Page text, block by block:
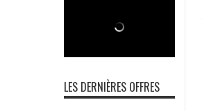
LES DERNIÈRES OFFRES